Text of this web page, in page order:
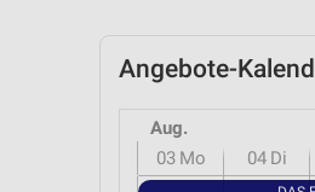
Angebote-
Aug.
03 Mo 04 Di